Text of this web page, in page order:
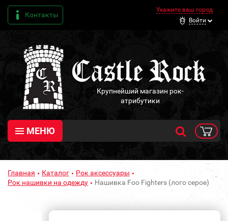
Контакты
Укажите ваш город
Войти
Крупнейший магазин рок-
атрибутики
МЕНЮ
Главная Каталог
Рок аксессуары
Рок нашивки на одежду
Нашивка Foo Fighters (лого серое)